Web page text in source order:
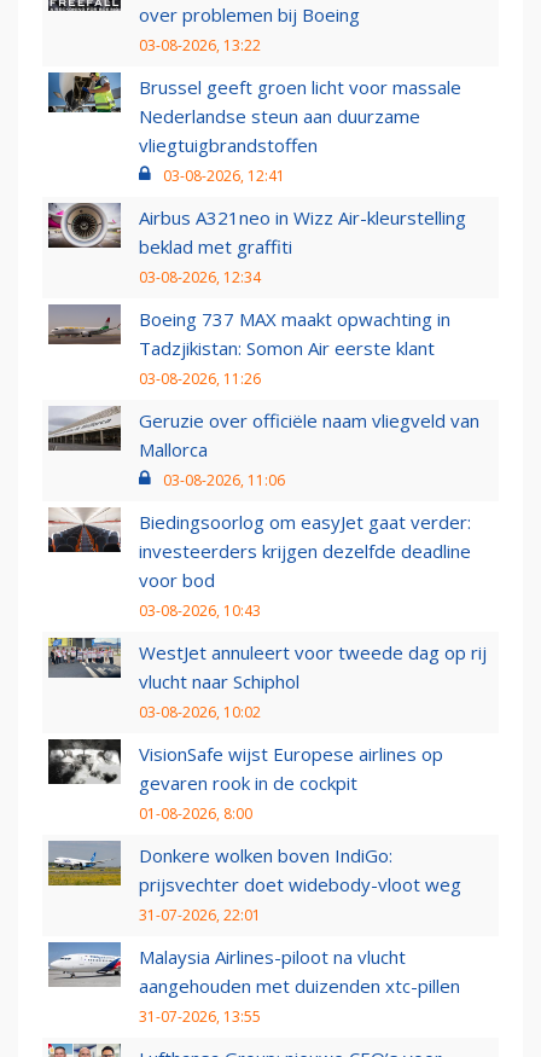
over problemen bij Boeing
03-08-2026, 13:22
Brussel geeft groen licht voor massale
Nederlandse steun aan duurzame
vliegtuigbrandstoffen
03-08-2026, 12:41
Airbus A321neo in Wizz Air-kleurstelling
beklad met graffiti
03-08-2026, 12:34
Boeing 737 MAX maakt opwachting in
Tadzjikistan: Somon Air eerste klant
03-08-2026, 11:26
Geruzie over officiële naam vliegveld van
Mallorca
03-08-2026, 11:06
Biedingsoorlog om easyJet gaat verder:
investeerders krijgen dezelfde deadline
voor bod
03-08-2026, 10:43
WestJet annuleert voor tweede dag op rij
vlucht naar Schiphol
03-08-2026, 10:02
VisionSafe wijst Europese airlines op
gevaren rook in de cockpit
01-08-2026, 8:00
Donkere wolken boven IndiGo:
prijsvechter doet widebody-vloot weg
31-07-2026, 22:01
Malaysia Airlines-piloot na vlucht
aangehouden met duizenden xtc-pillen
31-07-2026, 13:55